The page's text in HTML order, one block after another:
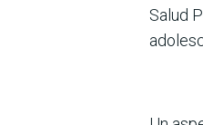
Salud